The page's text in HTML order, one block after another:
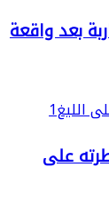
بعد واقعة
الليغ1
على